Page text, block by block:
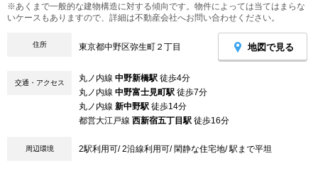
※あくまで一般的な建物構造に対する傾向です。物件によっては当てはまらな
いケースもありますので、詳細は不動産会社へお問い合わせください。
住所 東京都中野区弥生町２丁目 地図で見る
交通・アクセス 丸ノ内線 中野新橋駅 徒歩4分
丸ノ内線 中野富士見町駅 徒歩7分
丸ノ内線 新中野駅 徒歩14分
都営大江戸線 西新宿五丁目駅 徒歩16分
周辺環境 2駅利用可/ 2沿線利用可/ 閑静な住宅地/ 駅まで平坦